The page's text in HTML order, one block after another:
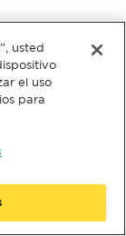
usted
el uso
para